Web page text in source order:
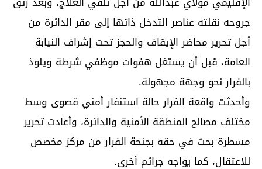
جروحه نقلته عناصر التدخل ذاتها إلى مقر الدائرة من
أجل تحرير محاضر الإيقاف والحجز تحت إشراف النيابة
العامة، قبل أن يستغل هفوات موظفي شرطة ويلوذ
بالفرار نحو وجهة مجهولة.
وأحدثت واقعة الفرار حالة استنفار أمني قصوى وسط
مختلف مصالح المنطقة الأمنية والدائرة، وأعادت تحرير
مسطرة بحث في حقه بجنحة الفرار من مركز مخصص
للاعتقال، كما يواجه جرائم أخرى.